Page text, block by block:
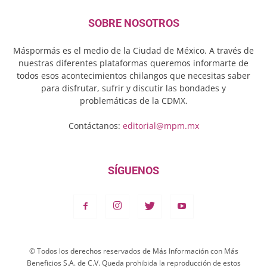
SOBRE NOSOTROS
Máspormás es el medio de la Ciudad de México. A través de
nuestras diferentes plataformas queremos informarte de
todos esos acontecimientos chilangos que necesitas saber
para disfrutar, sufrir y discutir las bondades y
problemáticas de la CDMX.
Contáctanos: editorial@mpm.mx
SÍGUENOS
© Todos los derechos reservados de Más Información con Más
Beneficios S.A. de C.V. Queda prohibida la reproducción de estos